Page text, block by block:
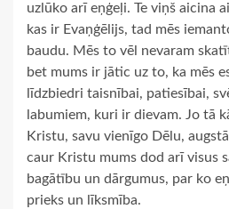
uzlūko arī eņģeļi. Te viņš aicina
kas ir Evaņģēlijs, tad mēs
baudu. Mēs to vēl nevaram
bet mums ir jātic uz to, ka mēs
līdzbiedri taisnībai, patiesībai,
labumiem, kuri ir dievam. Jo tā
Kristu, savu vienīgo Dēlu,
caur Kristu mums dod arī visus
bagātību un dārgumus, par ko
prieks un līksmība.